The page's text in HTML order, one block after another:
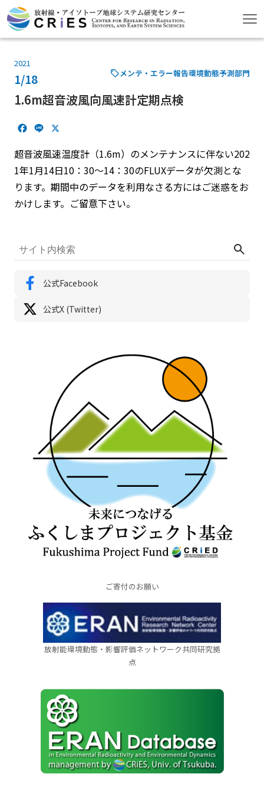
2021
1/18 メンテ・エラー報告環境動態予測部門
1.6m超音波風向風速計定期点検
c
e
b
o
o
k
n
e
超音波風速温度計（1.6m）のメンテナンスに伴ない202
1年1月14日10：30～14：30のFLUXデータが欠測とな
ります。期間中のデータを利用なさる方にはご迷惑をお
かけします。ご留意下さい。
公式Facebook
公式X (Twitter)
ご寄付のお願い
放射能環境動態・影響評価ネットワーク共同研究拠
点